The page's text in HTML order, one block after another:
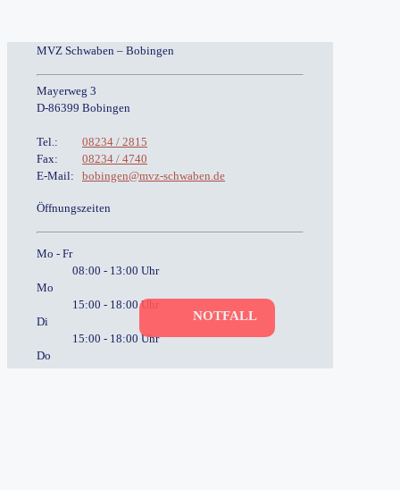
MVZ Schwaben – Bobingen
Mayerweg 3
D-86399 Bobingen
Tel.: 08234 / 2815
Fax: 08234 / 4740
E-Mail: bobingen@mvz-schwaben.de
Öffnungszeiten
Mo - Fr
08:00 - 13:00 Uhr
Mo
15:00 - 18:00 Uhr
Di
15:00 - 18:00 Uhr
Do
NOTFALL